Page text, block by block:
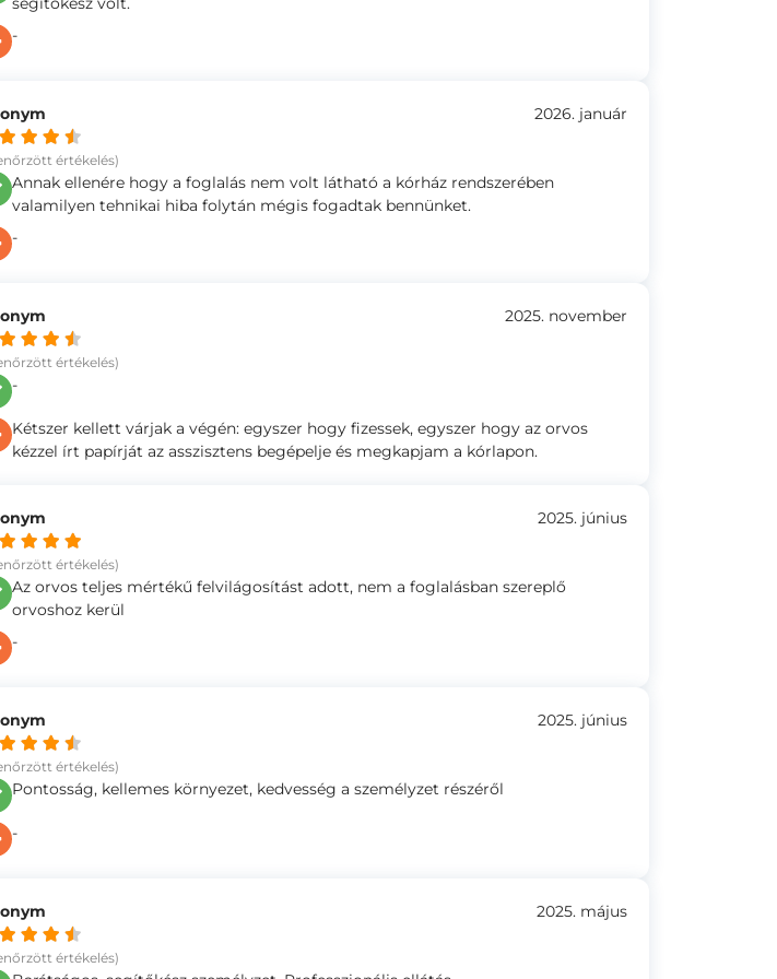
-
értékelés)
2026. január
Annak ellenére hogy a foglalás nem volt látható a kórház rendszerében
valamilyen tehnikai hiba folytán mégis fogadtak bennünket.
-
értékelés)
2025. november
-
Kétszer kellett várjak a végén: egyszer hogy fizessek, egyszer hogy az orvos
kézzel írt papírját az asszisztens begépelje és megkapjam a kórlapon.
értékelés)
2025. június
Az orvos teljes mértékű felvilágosítást adott, nem a foglalásban szereplő
orvoshoz kerül
-
értékelés)
2025. június
Pontosság, kellemes környezet, kedvesség a személyzet részéről
-
értékelés)
2025. május